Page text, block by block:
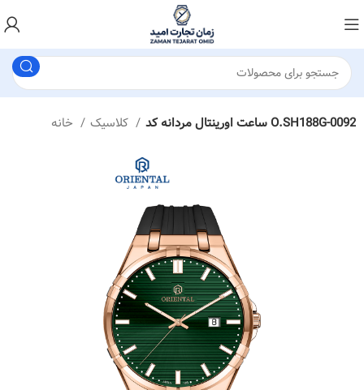
کلاسیک ساعت اورینتال مردانه کد O.SH188G-0092